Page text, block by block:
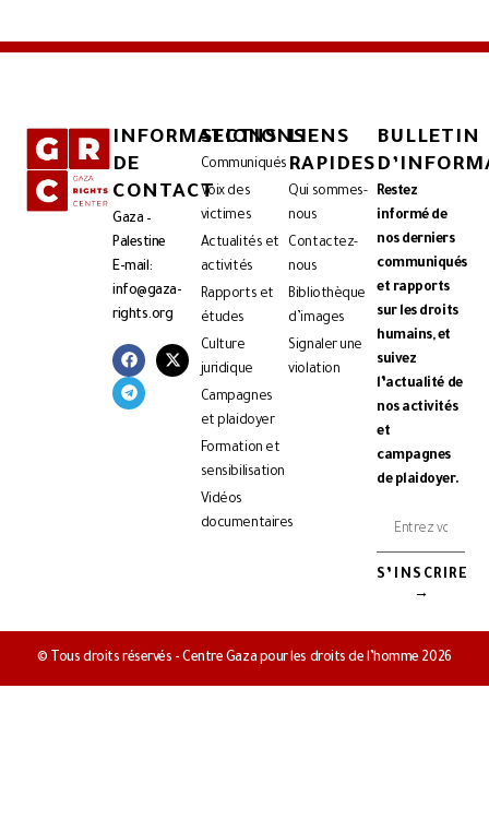
INFORMATIONS
DE
CONTACT
Gaza –
Palestine
E-mail:
info@gaza-
rights.org
SECTIONS
Communiqués
Voix des
victimes
Actualités et
activités
Rapports et
études
Culture
juridique
Campagnes
et plaidoyer
Formation et
sensibilisation
Vidéos
documentaires
LIENS
RAPIDES
Qui sommes-
nous
Contactez-
nous
Bibliothèque
d’images
Signaler une
violation
BULLETIN
Restez
informé de
nos derniers
communiqués
et rapports
sur les droits
humains, et
suivez
l’actualité de
nos activités
et
campagnes
de plaidoyer.
S’INSCRIRE
→
© Tous droits réservés - Centre Gaza pour les droits de l’homme 2026